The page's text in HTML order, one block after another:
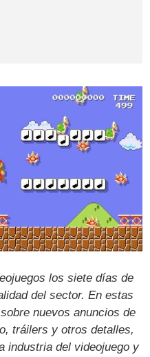
los siete días de
del sector. En estas
nuevos anuncios de
tráilers y otros detalles,
industria del videojuego y